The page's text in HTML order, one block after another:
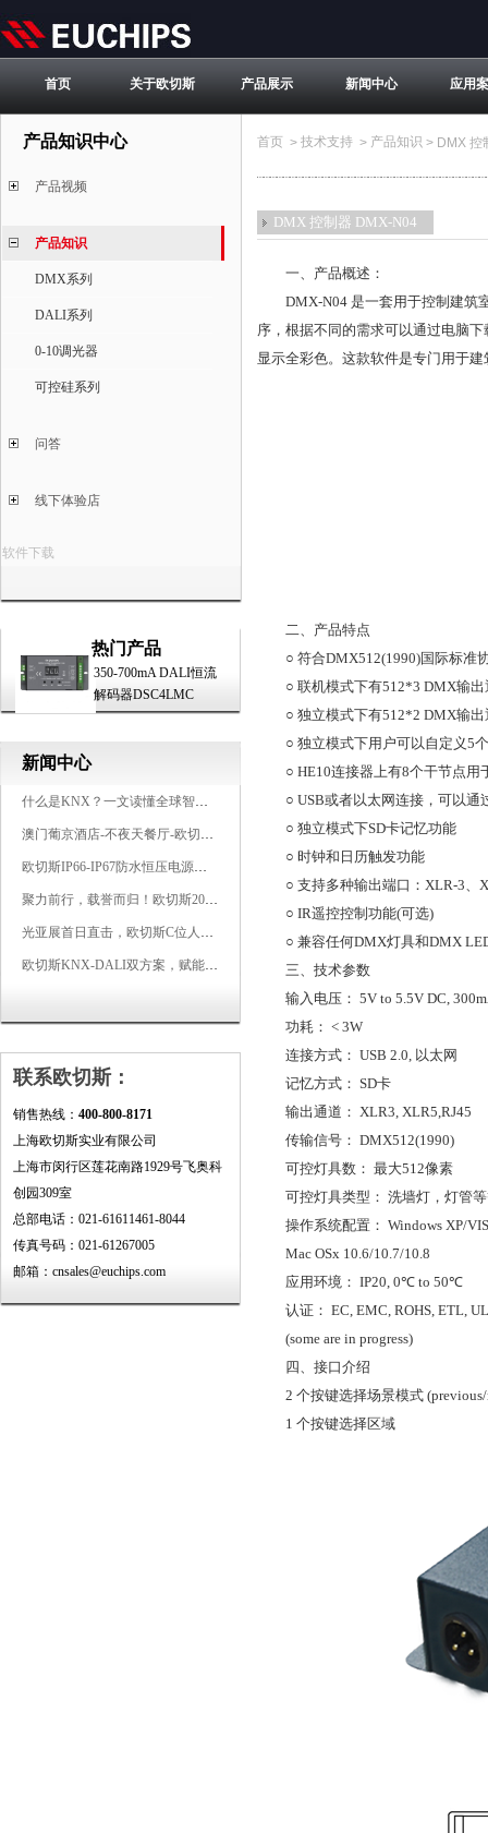
首页 关于欧切斯 产品展示 新闻中心 应用
产品知识中心
产品视频
产品知识
DMX系列
DALI系列
0-10调光器
可控硅系列
问答
线下体验店
软件下载
热门产品
350-700mA DALI恒流
解码器DSC4LMC
新闻中心
什么是KNX？一文读懂全球智能建筑控制标准
澳门葡京酒店-不夜天餐厅-欧切斯KNX智能控制系统打造高端智慧空间
欧切斯IP66-IP67防水恒压电源，无惧风雨，智稳如一
聚力前行，载誉而归！欧切斯2026光亚展完美收官
光亚展首日直击，欧切斯C位人气爆棚-双奖加冕，实力再出圈
欧切斯KNX-DALI双方案，赋能广州有马空间日式轻奢静谧之光
联系欧切斯：
销售热线： 400-800-8171
上海欧切斯实业有限公司
上海市闵行区莲花南路1929号飞奥科
创园309室
总部电话：021-61611461-8044
传真号码：021-61267005
邮箱：cnsales@euchips.com
首页 > 技术支持 > 产品知识 > DMX 控
DMX 控制器 DMX-N04
一、产品概述：
DMX-N04 是一套用于控制建筑室
序，根据不同的需求可以通过电脑
显示全彩色。这款软件是专门用于
二、产品特点
○ 符合DMX512(1990)国际标准
○ 联机模式下有512*3 DMX输出
○ 独立模式下有512*2 DMX输出
○ 独立模式下用户可以自定义5个
○ HE10连接器上有8个干节点用
○ USB或者以太网连接，可以通
○ 独立模式下SD卡记忆功能
○ 时钟和日历触发功能
○ 支持多种输出端口：XLR-3、
○ IR遥控控制功能(可选)
○ 兼容任何DMX灯具和DMX
三、技术参数
输入电压： 5V to 5.5V DC,
功耗： < 3W
连接方式： USB 2.0, 以太网
记忆方式： SD卡
输出通道： XLR3, XLR5,RJ45
传输信号： DMX512(1990)
可控灯具数： 最大512像素
可控灯具类型： 洗墙灯，灯管
操作系统配置： Windows XP/
Mac OSx 10.6/10.7/10.8
应用环境： IP20, 0℃ to 50℃
认证： EC, EMC, ROHS, ETL, UL
(some are in progress)
四、接口介绍
2 个按键选择场景模式 (previous/
1 个按键选择区域